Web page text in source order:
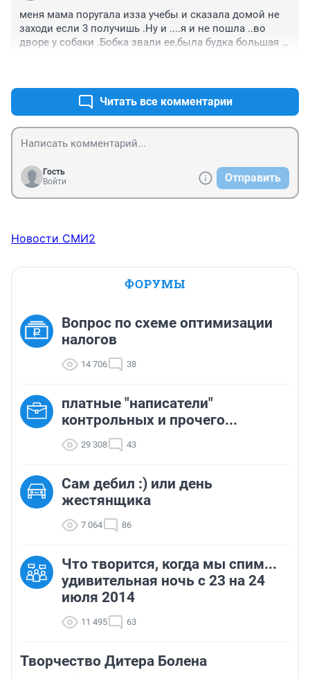
меня мама поругала изза учебы и сказала домой не
заходи если 3 получишь .Ну и ....я и не пошла ..во
дворе у собаки .Бобка звали ее,была будка большая
..огорск Город зеков,ссыльных и шахтеров... ,Ну вот
.прошло больше45лет ...Царствие мамочка
небесное..тебе дорогая моя .
Читать все комментарии
Гость
Войти
Отправить
Новости СМИ2
ФОРУМЫ
Вопрос по схеме оптимизации
налогов
14 706 38
платные "написатели"
контрольных и прочего...
29 308 43
Сам дебил :) или день
жестянщика
7 064 86
Что творится, когда мы спим...
удивительная ночь с 23 на 24
июля 2014
11 495 63
Творчество Дитера Болена